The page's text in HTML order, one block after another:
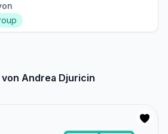
Andrea Djuricin